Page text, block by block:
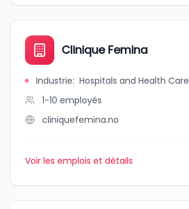
Clinique Femina
Industrie: Hospitals and Health Care
1-10 employés
cliniquefemina.no
Voir les emplois et détails